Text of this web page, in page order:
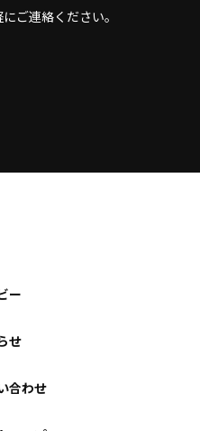
ご連絡ください。
ー
せ
合わせ